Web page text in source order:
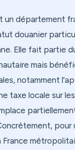
un département
douanier
Elle fait partie
mais
notamment
taxe locale sur
pour